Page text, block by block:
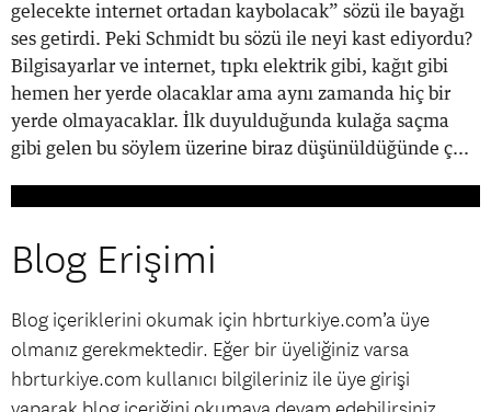
gelecekte internet ortadan kaybolacak” sözü ile bayağı
ses getirdi. Peki Schmidt bu sözü ile neyi kast ediyordu?
Bilgisayarlar ve internet, tıpkı elektrik gibi, kağıt gibi
hemen her yerde olacaklar ama aynı zamanda hiç bir
yerde olmayacaklar. İlk duyulduğunda kulağa saçma
gibi gelen bu söylem üzerine biraz düşünüldüğünde ç...
Blog Erişimi
Blog içeriklerini okumak için hbrturkiye.com’a üye
olmanız gerekmektedir. Eğer bir üyeliğiniz varsa
hbrturkiye.com kullanıcı bilgileriniz ile üye girişi